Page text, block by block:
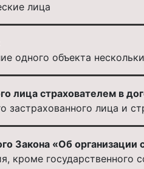
лица
одного объекта
лица страхователем в
застрахованного лица и
Закона «Об организации
кроме государственного